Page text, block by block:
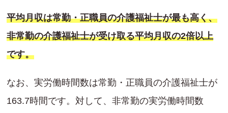
平均月収は常勤・正職員の介護福祉士が最も高く、
非常勤の介護福祉士が受け取る平均月収の2倍以上
です。
なお、実労働時間数は常勤・正職員の介護福祉士が
163.7時間です。対して、非常勤の実労働時間数